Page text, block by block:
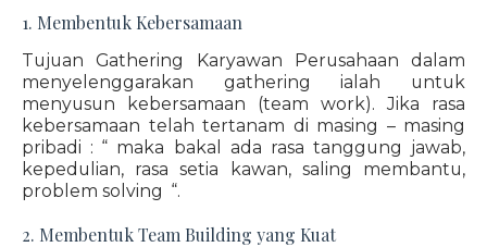
1. Membentuk Kebersamaan
Tujuan Gathering Karyawan Perusahaan dalam
menyelenggarakan gathering ialah untuk
menyusun kebersamaan (team work). Jika rasa
kebersamaan telah tertanam di masing – masing
pribadi : “ maka bakal ada rasa tanggung jawab,
kepedulian, rasa setia kawan, saling membantu,
problem solving “.
2. Membentuk Team Building yang Kuat